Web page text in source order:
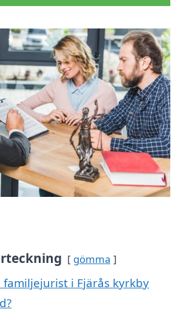
gömma
familjejurist i Fjärås kyrkby